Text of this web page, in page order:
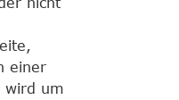
einer
wird um